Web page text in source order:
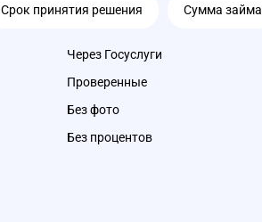
Срок принятия решения Сумма займа
Через Госуслуги
Проверенные
Без фото
Без процентов